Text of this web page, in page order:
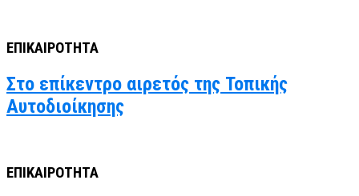
ΕΠΙΚΑΙΡΟΤΗΤΑ
Στο επίκεντρο αιρετός της Τοπικής
Αυτοδιοίκησης
ΕΠΙΚΑΙΡΟΤΗΤΑ